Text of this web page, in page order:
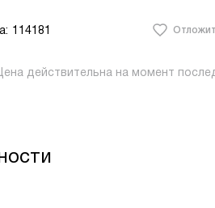
114181
Цена действительна на момент